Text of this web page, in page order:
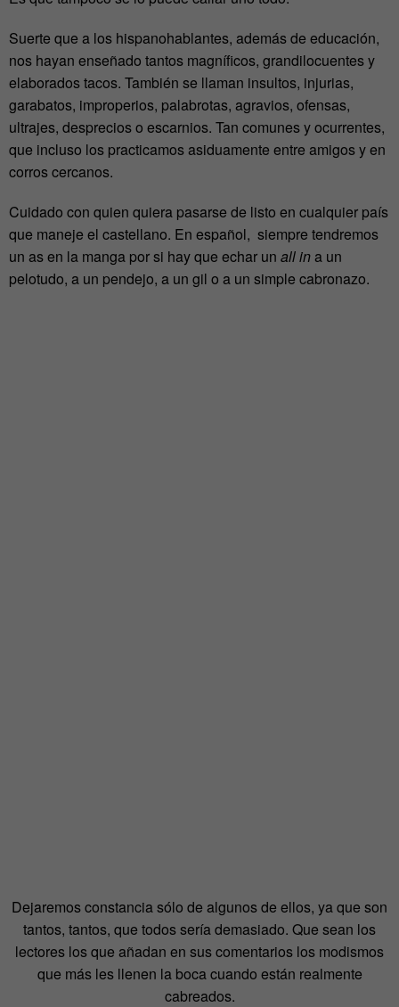
Suerte que a los hispanohablantes, además de educación,
nos hayan enseñado tantos magníficos, grandilocuentes y
elaborados tacos. También se llaman insultos, injurias,
garabatos, improperios, palabrotas, agravios, ofensas,
ultrajes, desprecios o escarnios. Tan comunes y ocurrentes,
que incluso los practicamos asiduamente entre amigos y en
corros cercanos.
Cuidado con quien quiera pasarse de listo en cualquier país
que maneje el castellano. En español, siempre tendremos
un as en la manga por si hay que echar un all ina un
pelotudo, a un pendejo, a un gil o a un simple cabronazo.
Dejaremos constancia sólo de algunos de ellos, ya que son
tantos, tantos, que todos sería demasiado. Que sean los
lectores los que añadan en sus comentarios los modismos
que más les llenen la boca cuando están realmente
cabreados.